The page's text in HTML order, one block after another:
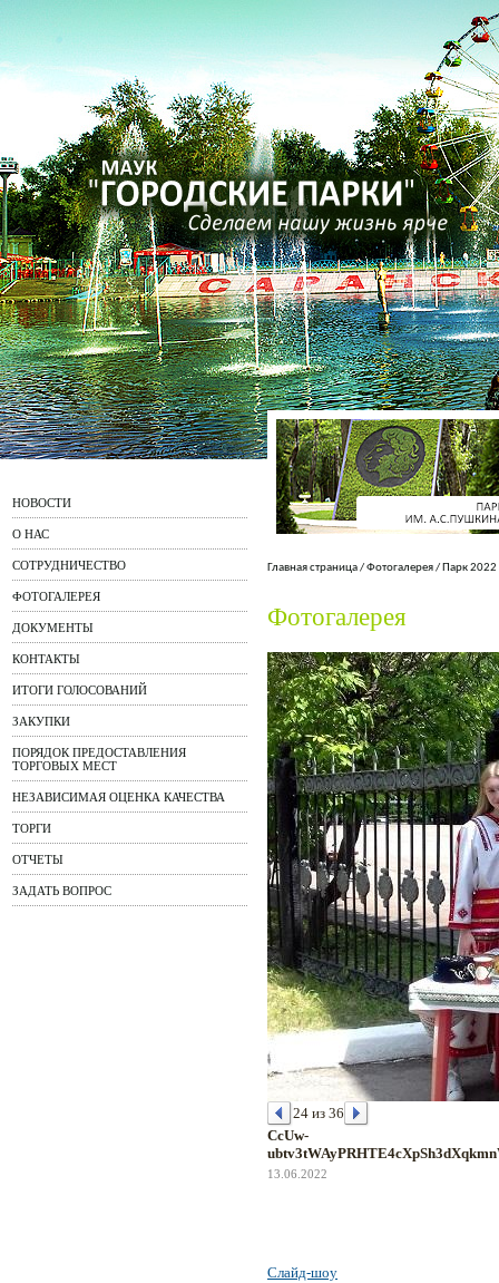
НОВОСТИ
О НАС
СОТРУДНИЧЕСТВО
ФОТОГАЛЕРЕЯ
ДОКУМЕНТЫ
КОНТАКТЫ
ИТОГИ ГОЛОСОВАНИЙ
ЗАКУПКИ
ПОРЯДОК ПРЕДОСТАВЛЕНИЯ
ТОРГОВЫХ МЕСТ
НЕЗАВИСИМАЯ ОЦЕНКА КАЧЕСТВА
ТОРГИ
ОТЧЕТЫ
ЗАДАТЬ ВОПРОС
Главная страница/Фотогалерея/ Парк 2022
Фотогалерея
24 из 36
CcUw-
13.06.2022
Слайд-шоу